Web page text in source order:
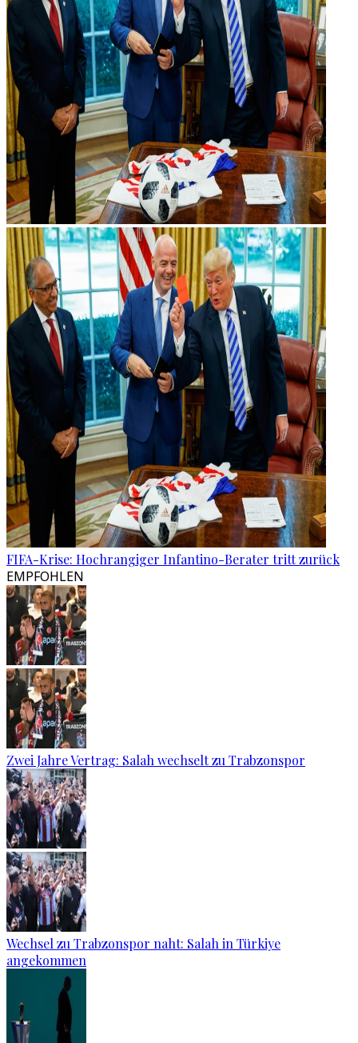
FIFA-Krise: Hochrangiger Infantino-Berater tritt zurück
EMPFOHLEN
Zwei Jahre Vertrag: Salah wechselt zu Trabzonspor
Wechsel zu Trabzonspor naht: Salah in Türkiye
angekommen